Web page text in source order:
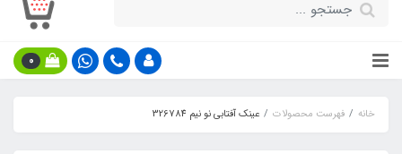
0
خانه فهرست محصولات عینک آفتابی نو نیم 326784